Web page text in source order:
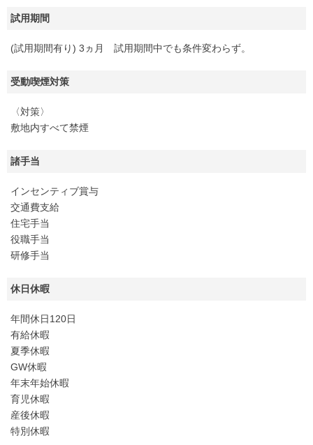
試用期間
(試用期間有り) 3ヵ月 試用期間中でも条件変わらず。
受動喫煙対策
〈対策〉
敷地内すべて禁煙
諸手当
インセンティブ賞与
交通費支給
住宅手当
役職手当
研修手当
休日休暇
年間休日120日
有給休暇
夏季休暇
GW休暇
年末年始休暇
育児休暇
産後休暇
特別休暇